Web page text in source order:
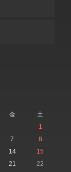
金
土
1
7
8
14
15
21
22